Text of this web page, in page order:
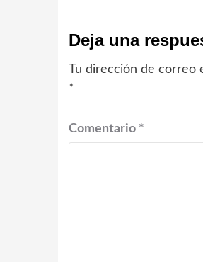
Deja una
Tu dirección de correo
*
Comentario *